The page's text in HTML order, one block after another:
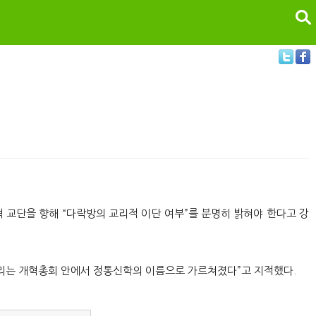
검색
단을 향해 “다락방의 교리적 이단 여부”를 분명히 밝혀야 한다고 강
개혁총회 안에서 정통신학의 이름으로 가르쳐졌다”고 지적했다.